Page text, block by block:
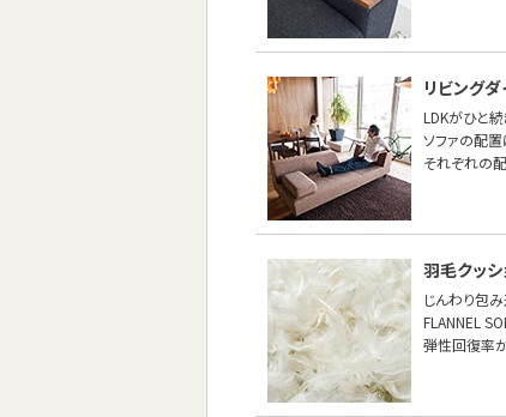
リビング
LDKがひと
ソファの配置
それぞれの
羽毛クッシ
じんわり包
FLANNEL
弾性回復率